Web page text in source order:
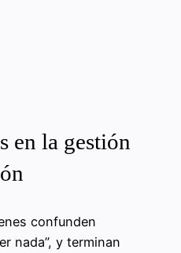
en la gestión
confunden
nada”, y terminan